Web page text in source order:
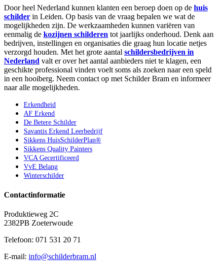
Door heel Nederland kunnen klanten een beroep doen op de huis
schilder in Leiden. Op basis van de vraag bepalen we wat de
mogelijkheden zijn. De werkzaamheden kunnen variëren van
eenmalig de kozijnen schilderen tot jaarlijks onderhoud. Denk aan
bedrijven, instellingen en organisaties die graag hun locatie netjes
verzorgd houden. Met het grote aantal schildersbedrijven in
Nederland valt er over het aantal aanbieders niet te klagen, een
geschikte professional vinden voelt soms als zoeken naar een speld
in een hooiberg. Neem contact op met Schilder Bram en informeer
naar alle mogelijkheden.
Erkendheid
AF Erkend
De Betere Schilder
Savantis Erkend Leerbedrijf
Sikkens HuisSchilderPlan®
Sikkens Quality Painters
VCA Gecertificeerd
VvE Belang
Winterschilder
Contactinformatie
Produktieweg 2C
2382PB Zoeterwoude
Telefoon: 071 531 20 71
E-mail: info@schilderbram.nl